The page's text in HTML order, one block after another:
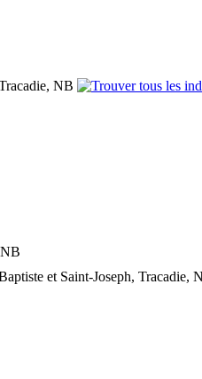
NB
et Saint-Joseph, Tracadie,